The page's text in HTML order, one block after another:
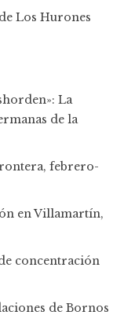
Los Hurones
La
de la
febrero-
en Villamartín,
concentración
de Bornos